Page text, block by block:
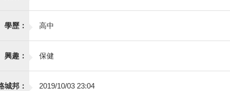
學歷： 高中
興趣： 保健
城邦： 2019/10/03 23:04